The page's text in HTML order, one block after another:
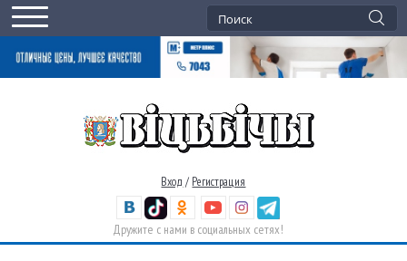
Вход / Регистрация
Дружите с нами в социальных сетях!